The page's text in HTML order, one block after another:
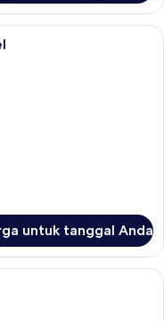
Single Ekonomi, akses
untuk tanggal Anda
meja kerja, ruang kerja